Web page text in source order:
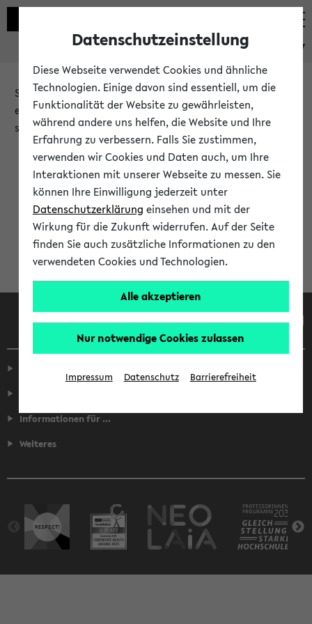
eKVV
Sie möchten auf eine eKVV Funktion zugreifen, die Ihnen
erst nach einer Anmeldung am System zur Verfügung
steht.
Bitte melden Sie sich an:
Anmeldung am eKVV
Informationen für ...
Weiteres
Datenschutzeinstellung
Diese Webseite verwendet Cookies und ähnliche
Technologien. Einige davon sind essentiell, um die
Funktionalität der Website zu gewährleisten,
während andere uns helfen, die Website und Ihre
Erfahrung zu verbessern. Falls Sie zustimmen,
verwenden wir Cookies und Daten auch, um Ihre
Interaktionen mit unserer Webseite zu messen. Sie
können Ihre Einwilligung jederzeit unter
Datenschutzerklärung einsehen und mit der
Wirkung für die Zukunft widerrufen. Auf der Seite
finden Sie auch zusätzliche Informationen zu den
verwendeten Cookies und Technologien.
Alle akzeptieren
Nur notwendige Cookies zulassen
Impressum Datenschutz Barrierefreiheit